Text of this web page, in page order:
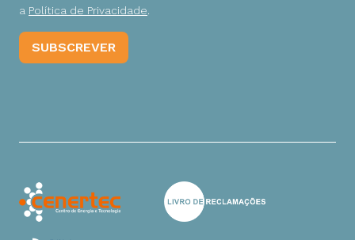
a Política de Privacidade